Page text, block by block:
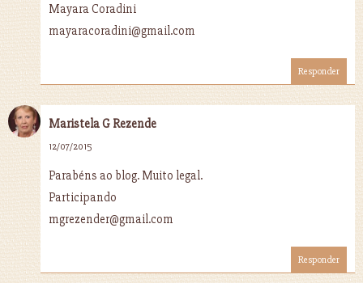
Mayara Coradini
mayaracoradini@gmail.com
Responder
Maristela G Rezende
12/07/2015
Parabéns ao blog. Muito legal.
Participando
mgrezender@gmail.com
Responder